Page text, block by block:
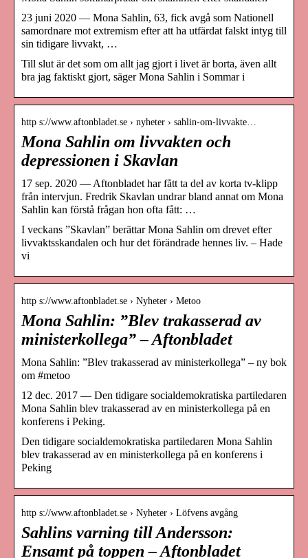
23 juni 2020 — Mona Sahlin, 63, fick avgå som Nationell
samordnare mot extremism efter att ha utfärdat falskt intyg till
sin tidigare livvakt, …
Till slut är det som om allt jag gjort i livet är borta, även allt
bra jag faktiskt gjort, säger Mona Sahlin i Sommar i
http s://www.aftonbladet.se › nyheter › sahlin-om-livvakte…
Mona Sahlin om livvakten och
depressionen i Skavlan
17 sep. 2020 — Aftonbladet har fått ta del av korta tv-klipp
från intervjun. Fredrik Skavlan undrar bland annat om Mona
Sahlin kan förstå frågan hon ofta fått: …
I veckans ”Skavlan” berättar Mona Sahlin om drevet efter
livvaktsskandalen och hur det förändrade hennes liv. – Hade
vi
http s://www.aftonbladet.se › Nyheter › Metoo
Mona Sahlin: ”Blev trakasserad av
ministerkollega” – Aftonbladet
Mona Sahlin: ”Blev trakasserad av ministerkollega” – ny bok
om #metoo
12 dec. 2017 — Den tidigare socialdemokratiska partiledaren
Mona Sahlin blev trakasserad av en ministerkollega på en
konferens i Peking.
Den tidigare socialdemokratiska partiledaren Mona Sahlin
blev trakasserad av en ministerkollega på en konferens i
Peking
http s://www.aftonbladet.se › Nyheter › Löfvens avgång
Sahlins varning till Andersson:
Ensamt på toppen – Aftonbladet